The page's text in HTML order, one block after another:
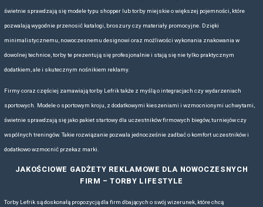
Dobrze dobranyplecak z logojako prezent dla klienta to nie tylko
konsumentów: są modne, solidne, wygodne i ekologiczne. Takie
wizerunek marki jako odpowiedzialnej i nowoczesnej.
nadruk pozwala dodatkowo wzmocnić relację z klientem i sprawia,
długo w codziennym kontakcie.